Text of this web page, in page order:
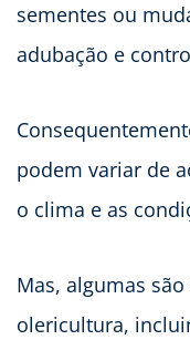
sementes ou
adubação e
podem variar de
o clima e as
Mas, algumas
olericultura,